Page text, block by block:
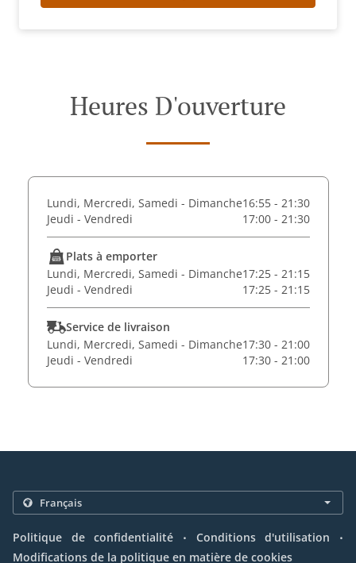
Heures D'ouverture
Lundi, Mercredi, Samedi - Dimanche16:55 - 21:30
Jeudi - Vendredi
17:00 - 21:30
Plats à emporter
Lundi, Mercredi, Samedi - Dimanche17:25 - 21:15
Jeudi - Vendredi
17:25 - 21:15
Service de livraison
Lundi, Mercredi, Samedi - Dimanche17:30 - 21:00
Jeudi - Vendredi
17:30 - 21:00
Politique de confidentialité . Conditions d'utilisation .
Modifications de la politique en matière de cookies